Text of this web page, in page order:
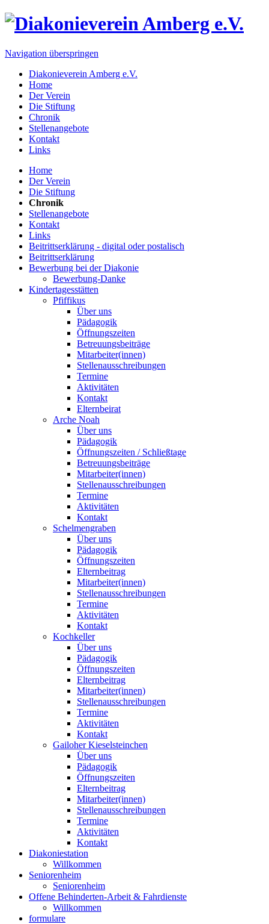
Navigation überspringen
Diakonieverein Amberg e.V.
Home
Der Verein
Die Stiftung
Chronik
Stellenangebote
Kontakt
Links
Home
Der Verein
Die Stiftung
Chronik
Stellenangebote
Kontakt
Links
Beitrittserklärung - digital oder postalisch
Beitrittserklärung
Bewerbung bei der Diakonie
Bewerbung-Danke
Kindertagesstätten
Pfiffikus
Über uns
Pädagogik
Öffnungszeiten
Betreuungsbeiträge
Mitarbeiter(innen)
Stellenausschreibungen
Termine
Aktivitäten
Kontakt
Elternbeirat
Arche Noah
Über uns
Pädagogik
Öffnungszeiten / Schließtage
Betreuungsbeiträge
Mitarbeiter(innen)
Stellenausschreibungen
Termine
Aktivitäten
Kontakt
Schelmengraben
Über uns
Pädagogik
Öffnungszeiten
Elternbeitrag
Mitarbeiter(innen)
Stellenausschreibungen
Termine
Aktivitäten
Kontakt
Kochkeller
Über uns
Pädagogik
Öffnungszeiten
Elternbeitrag
Mitarbeiter(innen)
Stellenausschreibungen
Termine
Aktivitäten
Kontakt
Gailoher Kieselsteinchen
Über uns
Pädagogik
Öffnungszeiten
Elternbeitrag
Mitarbeiter(innen)
Stellenausschreibungen
Termine
Aktivitäten
Kontakt
Diakoniestation
Willkommen
Seniorenheim
Seniorenheim
Offene Behinderten-Arbeit & Fahrdienste
Willkommen
formulare